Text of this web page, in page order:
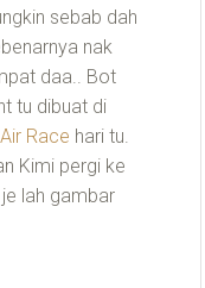
sebab dah
nak
daa.. Bot
tu dibuat di
Race hari tu.
Kimi pergi ke
lah gambar